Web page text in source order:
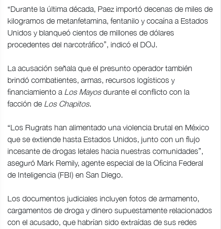
“Durante la última década, Paez importó decenas de miles de
kilogramos de metanfetamina, fentanilo y cocaína a Estados
Unidos y blanqueó cientos de millones de dólares
procedentes del narcotráfico”, indicó el DOJ.
La acusación señala que el presunto operador también
brindó combatientes, armas, recursos logísticos y
financiamiento a Los Mayosdurante el conflicto con la
facción de Los Chapitos.
“Los Rugrats han alimentado una violencia brutal en México
que se extiende hasta Estados Unidos, junto con un flujo
incesante de drogas letales hacia nuestras comunidades”,
aseguró Mark Remily, agente especial de la Oficina Federal
de Inteligencia (FBI) en San Diego.
Los documentos judiciales incluyen fotos de armamento,
cargamentos de droga y dinero supuestamente relacionados
con el acusado, que habrían sido extraídas de sus redes